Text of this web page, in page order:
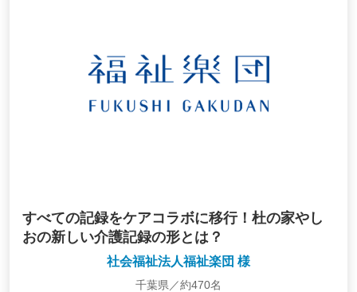
すべての記録をケアコラボに移行！杜の家やし
おの新しい介護記録の形とは？
社会福祉法人福祉楽団 様
千葉県／約470名